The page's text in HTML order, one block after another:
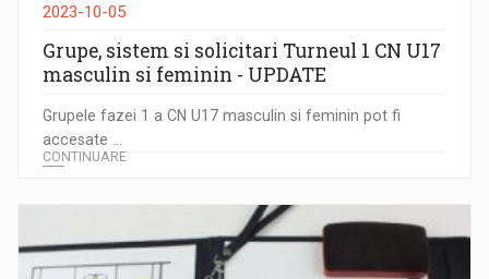
2023-10-05
Grupe, sistem si solicitari Turneul 1 CN U17
masculin si feminin - UPDATE
Grupele fazei 1 a CN U17 masculin si feminin pot fi
accesate ...
CONTINUARE